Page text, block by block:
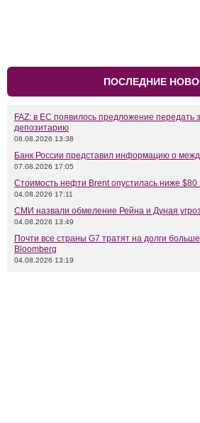
ПОСЛЕДНИЕ
FAZ: в ЕС появилось предложение
депозитарию
08.08.2026 13:38
Банк России представил информацию о
07.08.2026 17:05
Стоимость нефти Brent опустилась ниже
04.08.2026 17:11
СМИ назвали обмеление Рейна и Дуная
04.08.2026 13:49
Почти все страны G7 тратят на долги
Bloomberg
04.08.2026 13:19